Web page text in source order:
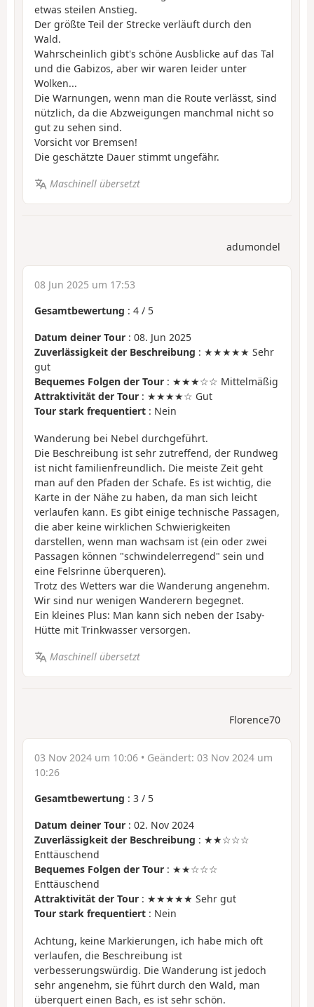
etwas steilen Anstieg.
Der größte Teil der Strecke verläuft durch den
Wald.
Wahrscheinlich gibt's schöne Ausblicke auf das Tal
und die Gabizos, aber wir waren leider unter
Wolken...
Die Warnungen, wenn man die Route verlässt, sind
nützlich, da die Abzweigungen manchmal nicht so
gut zu sehen sind.
Vorsicht vor Bremsen!
Die geschätzte Dauer stimmt ungefähr.
Maschinell übersetzt
adumondel
08 Jun 2025 um 17:53
Gesamtbewertung : 4 / 5
Datum deiner Tour : 08. Jun 2025
Zuverlässigkeit der Beschreibung : ★★★★★ Sehr
gut
Bequemes Folgen der Tour : ★★★☆☆ Mittelmäßig
Attraktivität der Tour : ★★★★☆ Gut
Tour stark frequentiert : Nein
Wanderung bei Nebel durchgeführt.
Die Beschreibung ist sehr zutreffend, der Rundweg
ist nicht familienfreundlich. Die meiste Zeit geht
man auf den Pfaden der Schafe. Es ist wichtig, die
Karte in der Nähe zu haben, da man sich leicht
verlaufen kann. Es gibt einige technische Passagen,
die aber keine wirklichen Schwierigkeiten
darstellen, wenn man wachsam ist (ein oder zwei
Passagen können "schwindelerregend" sein und
eine Felsrinne überqueren).
Trotz des Wetters war die Wanderung angenehm.
Wir sind nur wenigen Wanderern begegnet.
Ein kleines Plus: Man kann sich neben der Isaby-
Hütte mit Trinkwasser versorgen.
Maschinell übersetzt
Florence70
03 Nov 2024 um 10:06 • Geändert: 03 Nov 2024 um
10:26
Gesamtbewertung : 3 / 5
Datum deiner Tour : 02. Nov 2024
Zuverlässigkeit der Beschreibung : ★★☆☆☆
Enttäuschend
Bequemes Folgen der Tour : ★★☆☆☆
Enttäuschend
Attraktivität der Tour : ★★★★★ Sehr gut
Tour stark frequentiert : Nein
Achtung, keine Markierungen, ich habe mich oft
verlaufen, die Beschreibung ist
verbesserungswürdig. Die Wanderung ist jedoch
sehr angenehm, sie führt durch den Wald, man
überquert einen Bach, es ist sehr schön.